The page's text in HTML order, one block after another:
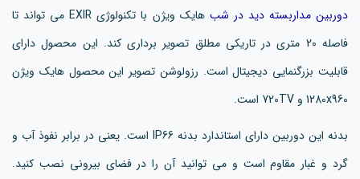
دوربین مداربسته دید در شب
هایک ویژن با تکنولوژی EXIR می تواند تا
فاصله 20 متری در تاریکی مطلق تصویر برداری کند. این محصول دارای
قابلیت بزرگنمایی دیجیتال است. رزولوشن تصویر این محصول هایک ویژن
1280x960 و 720TV است.
بدنه این دوربین دارای استاندارد بدنه IP66 است. یعنی در برابر نفوذ آب و
گرد و غبار مقاوم است و می توانید آن را در فضای بیرونی نصب کنید.